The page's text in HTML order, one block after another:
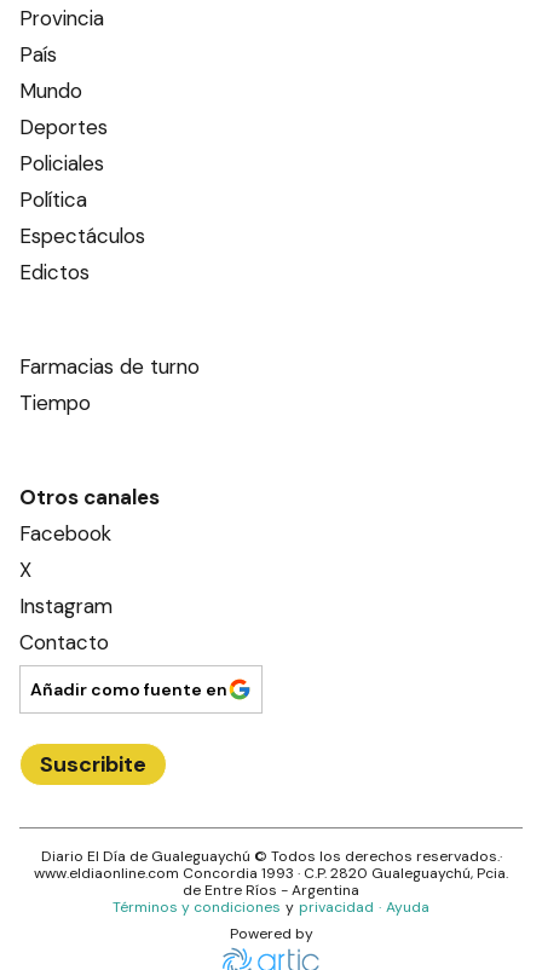
Provincia
País
Mundo
Deportes
Policiales
Política
Espectáculos
Edictos
Farmacias de turno
Tiempo
Otros canales
Facebook
X
Instagram
Contacto
Añadir como fuente en
Suscribite
Diario El Día de Gualeguaychú © Todos los derechos reservados.·
www.eldiaonline.com Concordia 1993 · C.P.2820 Gualeguaychú, Pcia.
deEntre Ríos - Argentina
Términos y condiciones y privacidad · Ayuda
Powered by